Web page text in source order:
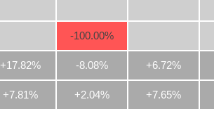
-100.00%
+17.82% -8.08% +6.72%
+7.81% +2.04% +7.65%